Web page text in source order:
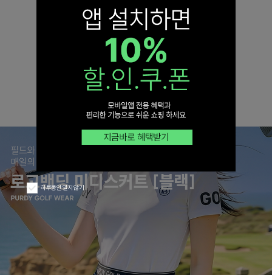
하루동안 열지 않기